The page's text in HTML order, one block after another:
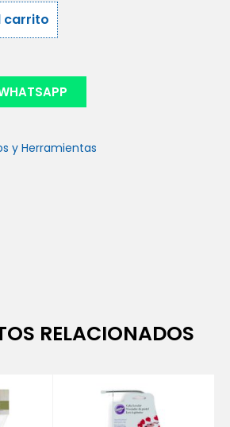
carrito
y Herramientas
RELACIONADOS